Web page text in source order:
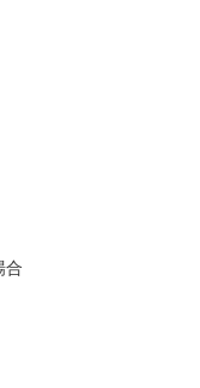
合